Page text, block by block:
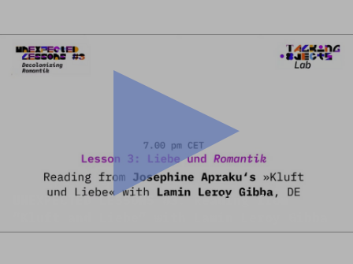
UNEXPECTED LESSONS #3: Reading from